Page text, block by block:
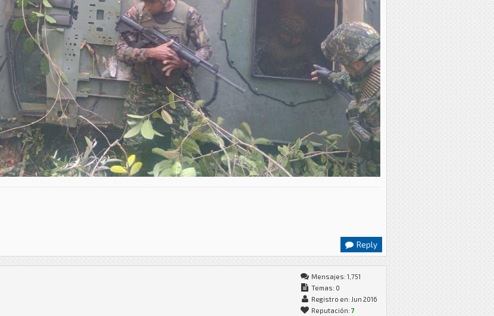
Reply
Mensajes: 1,751
Temas: 0
Registro en: Jun 2016
Reputación: 7